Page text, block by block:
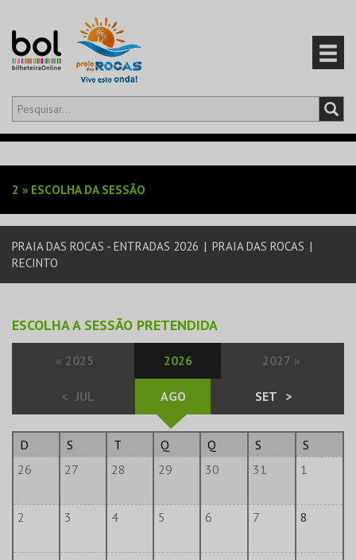
Olá,iniciar sessão
EVENTOS
CARTÕES
2 » ESCOLHA DA SESSÃO
PRAIA DAS ROCAS - ENTRADAS 2026 | PRAIA DAS ROCAS |
RECINTO
ESCOLHA A SESSÃO PRETENDIDA
« 2025 2026 2027 »
< JUL AGO SET >
D S T Q Q S
S
26
27 28 29 30 31 1
2 3 4 5 6 7 8